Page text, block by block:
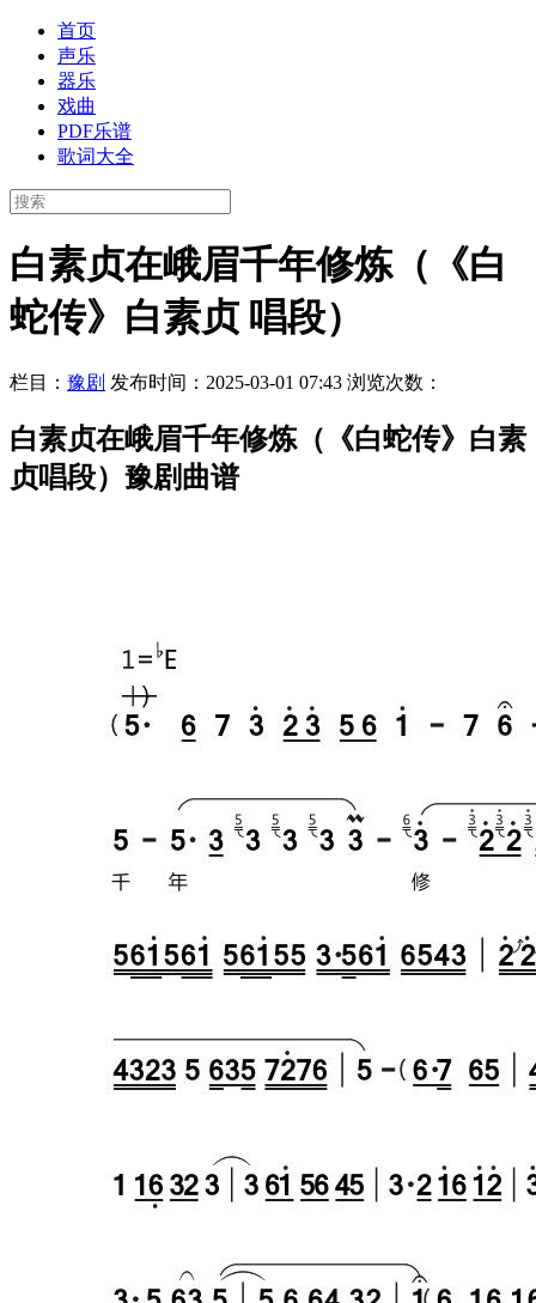
首页
声乐
器乐
戏曲
PDF乐谱
歌词大全
白素贞在峨眉千年修炼（《白
蛇传》白素贞 唱段）
栏目： 豫剧 发布时间：2025-03-01 07:43 浏览次数：
白素贞在峨眉千年修炼（《白蛇传》白素
贞唱段）豫剧曲谱